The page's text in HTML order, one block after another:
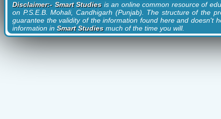
Disclaimer:- Smart Studiesis an online common resource of
on P.S.E.B. Mohali, Candhigarh (Punjab). The structure of the
guarantee the validity of the information found here and doesn't
information in Smart Studiesmuch of the time you will.